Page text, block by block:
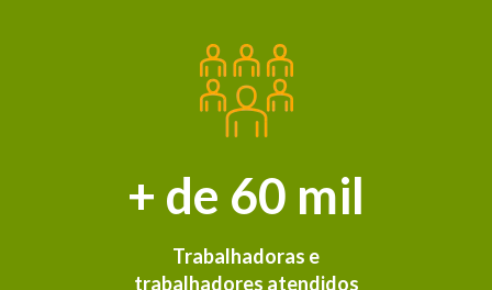
+ de 60 mil
Trabalhadoras e
trabalhadores atendidos